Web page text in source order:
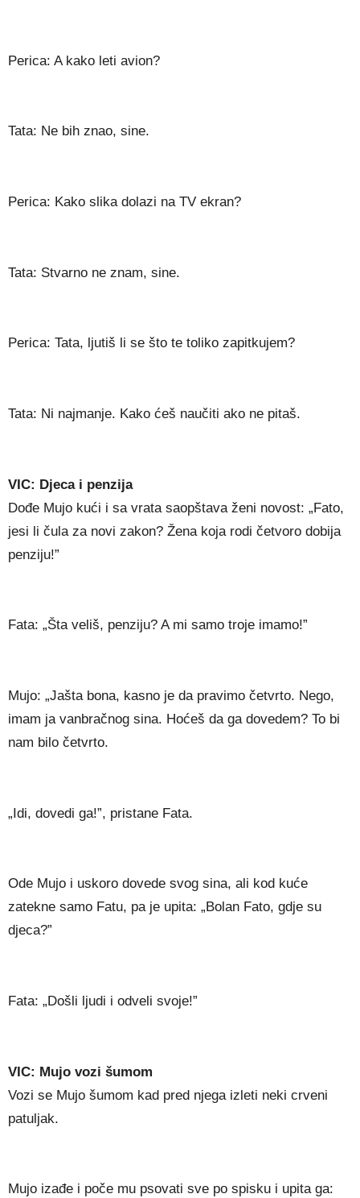
Perica: A kako leti avion?
Tata: Ne bih znao, sine.
Perica: Kako slika dolazi na TV ekran?
Tata: Stvarno ne znam, sine.
Perica: Tata, ljutiš li se što te toliko zapitkujem?
Tata: Ni najmanje. Kako ćeš naučiti ako ne pitaš.
VIC: Djeca i penzija
Dođe Mujo kući i sa vrata saopštava ženi novost: „Fato,
jesi li čula za novi zakon? Žena koja rodi četvoro dobija
penziju!”
Fata: „Šta veliš, penziju? A mi samo troje imamo!”
Mujo: „Jašta bona, kasno je da pravimo četvrto. Nego,
imam ja vanbračnog sina. Hoćeš da ga dovedem? To bi
nam bilo četvrto.
„Idi, dovedi ga!”, pristane Fata.
Ode Mujo i uskoro dovede svog sina, ali kod kuće
zatekne samo Fatu, pa je upita: „Bolan Fato, gdje su
djeca?”
Fata: „Došli ljudi i odveli svoje!”
VIC: Mujo vozi šumom
Vozi se Mujo šumom kad pred njega izleti neki crveni
patuljak.
Mujo izađe i poče mu psovati sve po spisku i upita ga: